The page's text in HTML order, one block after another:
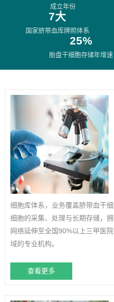
成立年份
7大
国家脐带血库牌照体系
25%
胎盘干细胞存储年增速
细胞库体系，业务覆盖脐带血干
细胞的采集、处理与长期存储，
网络延伸至全国90%以上三甲医
域的专业机构。
查看更多